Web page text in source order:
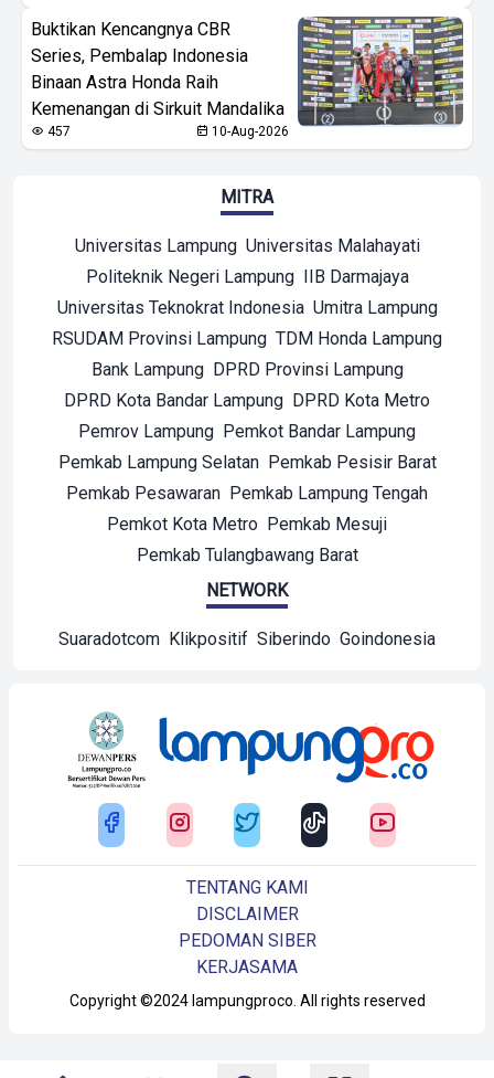
Buktikan Kencangnya CBR
Series, Pembalap Indonesia
Binaan Astra Honda Raih
Kemenangan di Sirkuit Mandalika
457 10-Aug-2026
MITRA
Universitas Lampung Universitas Malahayati
Politeknik Negeri Lampung IIB Darmajaya
Universitas Teknokrat Indonesia Umitra Lampung
RSUDAM Provinsi Lampung TDM Honda Lampung
Bank Lampung DPRD Provinsi Lampung
DPRD Kota Bandar Lampung DPRD Kota Metro
Pemrov Lampung Pemkot Bandar Lampung
Pemkab Lampung Selatan Pemkab Pesisir Barat
Pemkab Pesawaran Pemkab Lampung Tengah
Pemkot Kota Metro Pemkab Mesuji
Pemkab Tulangbawang Barat
NETWORK
Suaradotcom Klikpositif Siberindo Goindonesia
Copyright ©2024 lampungproco. All rights reserved
TENTANG KAMI
DISCLAIMER
PEDOMAN SIBER
KERJASAMA